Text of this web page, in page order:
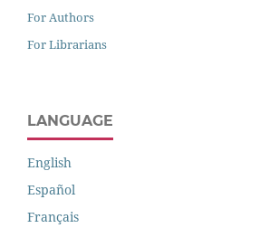
For Authors
For Librarians
LANGUAGE
English
Español
Français